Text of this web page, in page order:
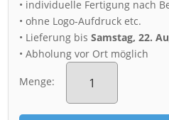
• individuelle Fertigung nach
• ohne Logo-Aufdruck etc.
• Lieferung bisSamstag, 22.
• Abholung vor Ort möglich
Menge:
Leinwand
(01557)
Herbstmorgen